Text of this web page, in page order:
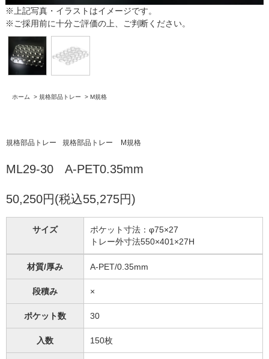
※上記写真・イラストはイメージです。
※ご採用前に十分ご評価の上、ご判断ください。
ホーム > 規格部品トレー > M規格
規格部品トレー 規格部品トレー M規格
ML29-30 A-PET0.35mm
50,250円(税込55,275円)
サイズ
ポケット寸法：φ75×27
トレー外寸法550×401×27H
材質/厚み A-PET/0.35mm
段積み ×
ポケット数 30
入数 150枚